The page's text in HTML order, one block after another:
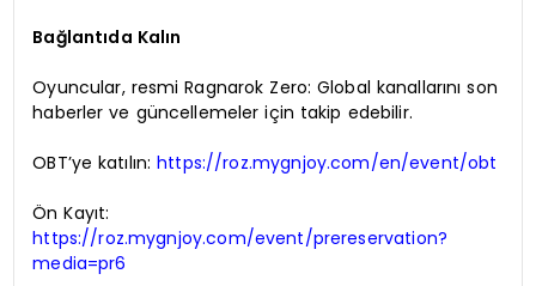
Bağlantıda Kalın
Oyuncular, resmi Ragnarok Zero: Global kanallarını son
haberler ve güncellemeler için takip edebilir.
OBT’ye katılın: https://roz.mygnjoy.com/en/event/obt
Ön Kayıt:
https://roz.mygnjoy.com/event/prereservation?
media=pr6